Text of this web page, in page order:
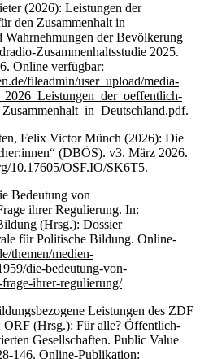
(2026): Leistungen der
den Zusammenhalt in
der Bevölkerung
Zusammenhaltsstudie 2025.
Online verfügbar:
fileadmin/user_upload/media-
Felix Victor Münch (2026): Die
(DBÖS). v3. März 2026.
10.17605/OSF.IO/SK6T5.
Bedeutung von
ihrer Regulierung. In:
(Hrsg.): Dossier
für Politische Bildung. Online-
themen/medien-
die-bedeutung-von-
ihrer-regulierung/
Leistungen des ZDF
ORF (Hrsg.): Für alle? Öffentlich-
Gesellschaften. Public Value
146. Online-Publikation: